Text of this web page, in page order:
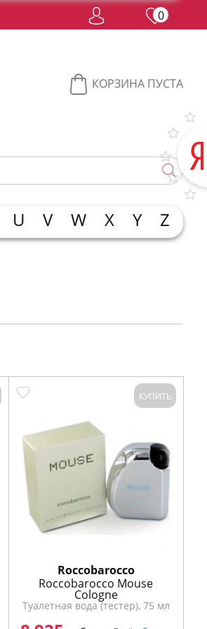
0
КОРЗИНА ПУСТА
U V W X Y Z
КУПИТЬ
Roccobarocco
Roccobarocco Mouse
Cologne
Туалетная вода (тестер), 75 мл